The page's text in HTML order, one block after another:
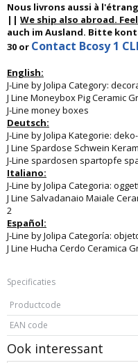
Nous livrons aussi à
|| We ship also abroad.
auch im Ausland. Bitte
30 or Contact Bcosy 1
English:
J-Line by Jolipa Category:
J Line Moneybox Pig Ceramic
J-Line money boxes
Deutsch:
J-Line by Jolipa Kategorie:
J Line Spardose Schwein
J-Line spardosen spartopfe
Italiano:
J-Line by Jolipa Categoria:
J Line Salvadanaio Maiale
2
Español:
J-Line by Jolipa Categoría:
J Line Hucha Cerdo Ceramica
Specificaties
Productcode
EAN code
Ook interessant